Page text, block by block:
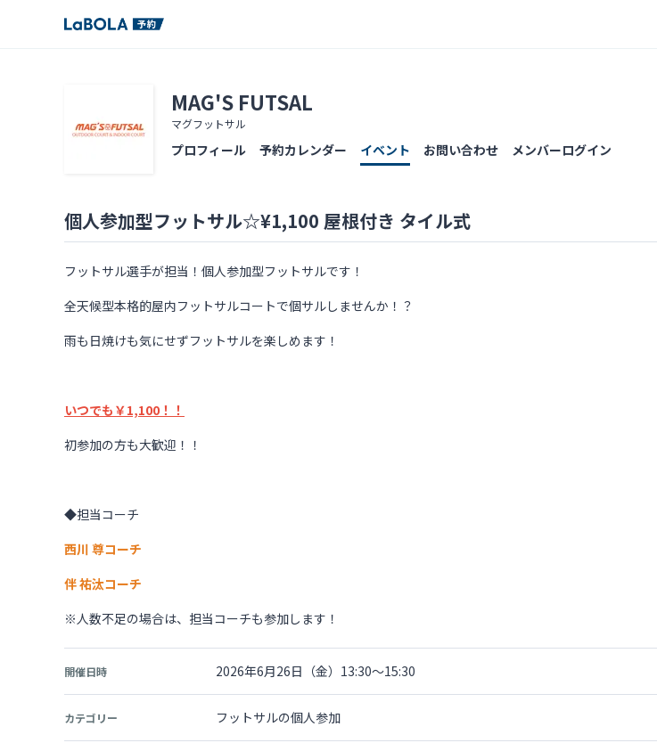
MAG'S FUTSAL
マグフットサル
プロフィール 予約カレンダー イベント お問い合わせ メンバーログイン
個人参加型フットサル☆¥1,100 屋根付き タイル式
フットサル選手が担当！個人参加型フットサルです！
全天候型本格的屋内フットサルコートで個サルしませんか！？
雨も日焼けも気にせずフットサルを楽しめます！
いつでも￥1,100！！
初参加の方も大歓迎！！
◆担当コーチ
西川 尊コーチ
伴 祐汰コーチ
※人数不足の場合は、担当コーチも参加します！
開催日時 2026年6月26日（金）13:30～15:30
カテゴリー フットサルの個人参加